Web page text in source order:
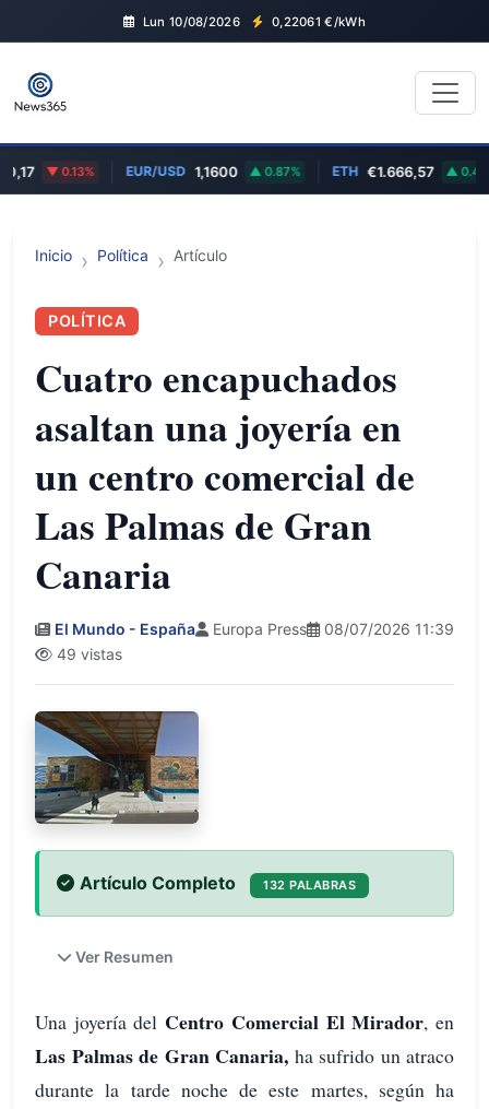
Lun 10/08/2026 0,22061 €/kWh
0.13% EUR/USD 1,1600 0.87% ETH €1.666,57 0.48%
Inicio Política Artículo
POLÍTICA
Cuatro encapuchados
asaltan una joyería en
un centro comercial de
Las Palmas de Gran
Canaria
El Mundo - España Europa Press
08/07/2026 11:39
49 vistas
Artículo Completo 132 PALABRAS
Ver Resumen
Una joyería del Centro Comercial El Mirador, en
Las Palmas de Gran Canaria, ha sufrido un atraco
durante la tarde noche de este martes, según ha